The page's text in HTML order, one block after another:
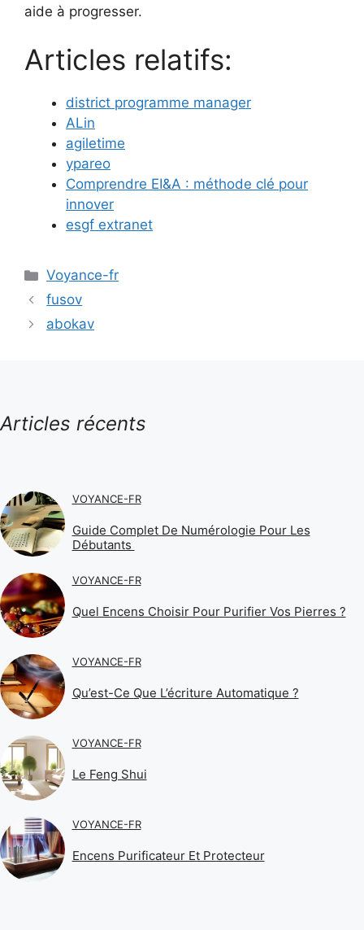
aide à progresser.
Articles relatifs:
district programme manager
ALin
agiletime
ypareo
Comprendre EI&A : méthode clé pour
innover
esgf extranet
Catégories
Voyance-fr
fusov
abokav
Articles récents
VOYANCE-FR
Guide Complet De Numérologie Pour Les
Débutants
VOYANCE-FR
Quel Encens Choisir Pour Purifier Vos Pierres ?
VOYANCE-FR
Qu’est-Ce Que L’écriture Automatique ?
VOYANCE-FR
Le Feng Shui
VOYANCE-FR
Encens Purificateur Et Protecteur